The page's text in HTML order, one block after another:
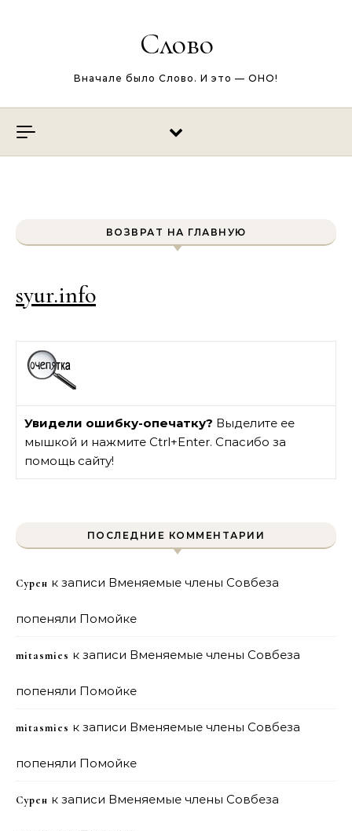
Слово
Вначале было Слово. И это — ОНО!
ВОЗВРАТ НА ГЛАВНУЮ
syur.info
Увидели ошибку-опечатку? Выделите ее
мышкой и нажмите Ctrl+Enter. Спасибо за
помощь сайту!
ПОСЛЕДНИЕ КОММЕНТАРИИ
Сурен к записи Вменяемые члены Совбеза
попеняли Помойке
mitasmies к записи Вменяемые члены Совбеза
попеняли Помойке
mitasmies к записи Вменяемые члены Совбеза
попеняли Помойке
Сурен к записи Вменяемые члены Совбеза